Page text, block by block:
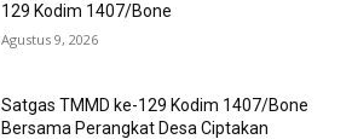
129 Kodim 1407/Bone
Agustus 9, 2026
Satgas TMMD ke-129 Kodim 1407/Bone
Bersama Perangkat Desa Ciptakan